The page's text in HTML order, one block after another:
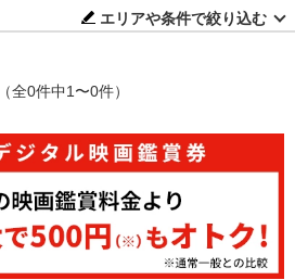
エリアや条件で絞り込む
（全0件中1〜0件）